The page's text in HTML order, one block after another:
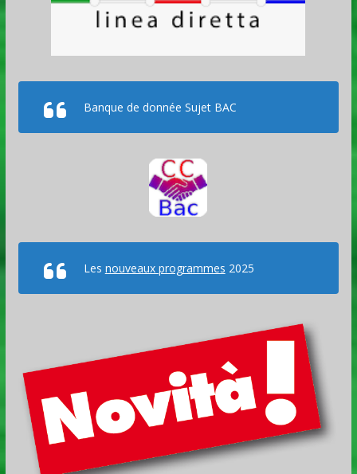
Banque de donnée Sujet BAC
Les nouveaux programmes 2025